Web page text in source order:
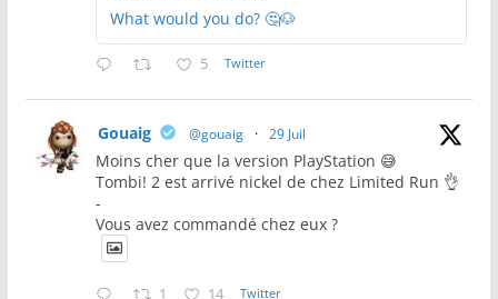
What would you do? 🤔🐶
5 Twitter
Gouaig @gouaig · 29 Juil
Moins cher que la version PlayStation 😅
Tombi! 2 est arrivé nickel de chez Limited Run 👌
-
Vous avez commandé chez eux ?
1 14 Twitter